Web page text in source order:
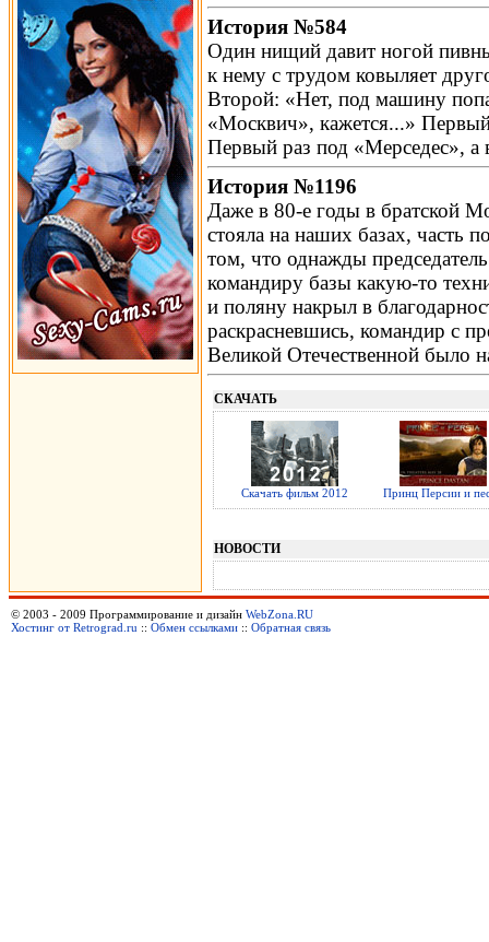
История №584
Один нищий давит ногой
к нему с трудом ковыляет
Второй: «Нет, под машину
«Москвич», кажется...»
Первый раз под «Мерседес»,
История №1196
Даже в 80-е годы в братской
стояла на наших базах, часть
том, что однажды
командиру базы какую-то
и поляну накрыл в
раскрасневшись, командир с
Великой Отечественной было
СКАЧАТЬ
Скачать фильм 2012 Принц Персии и
НОВОСТИ
© 2003 - 2009 Программирование и дизайн WebZona.RU
Хостинг от Retrograd.ru :: Обмен ссылками :: Обратная связь